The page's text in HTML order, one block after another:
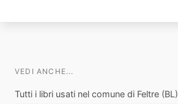
VEDI ANCHE...
Tutti i libri usati nel comune di Feltre (BL)